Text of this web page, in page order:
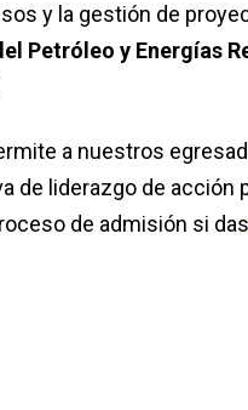
y la gestión de
Petróleo y Energías
a nuestros
de liderazgo de acción
de admisión si das